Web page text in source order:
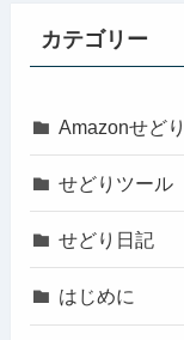
カテゴリー
Amazonせどり
せどりツール
せどり日記
はじめに